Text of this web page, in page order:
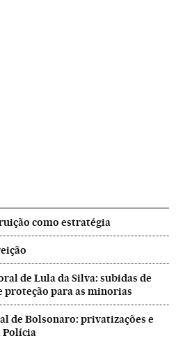
como estratégia
de Lula da Silva: subidas de
proteção para as minorias
de Bolsonaro: privatizações e
Polícia